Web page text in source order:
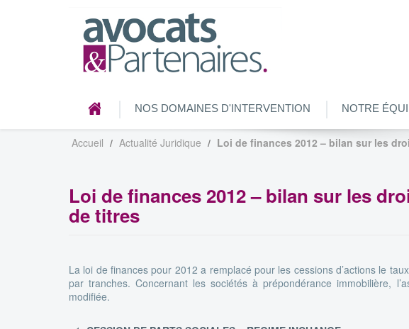
NOS DOMAINES D'INTERVENTION NOTRE
Accueil Actualité Juridique Loi de finances 2012 – bilan sur les
Loi de finances 2012 – bilan sur les
de titres
La loi de finances pour 2012 a remplacé pour les cessions d’actions le
par tranches. Concernant les sociétés à prépondérance immobilière,
modifiée.